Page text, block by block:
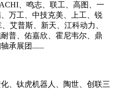
、鸣志、联工、高图、一
万工、中技克美、上工、锐
艾普斯、新天、江科动力、
普、佑嘉欣、霍尼韦尔、鼎
承展团......
钛虎机器人、陶世、创联三